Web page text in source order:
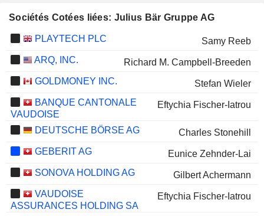
Sociétés Cotées liées: Julius Bär Gruppe AG
PLAYTECH PLC
Samy Reeb
ARQ, INC.
Richard M. Campbell-Breeden
GOLDMONEY INC.
Stefan Wieler
BANQUE CANTONALE
VAUDOISE
Eftychia Fischer-Iatrou
DEUTSCHE BÖRSE AG
Charles Stonehill
GEBERIT AG
Eunice Zehnder-Lai
SONOVA HOLDING AG
Gilbert Achermann
VAUDOISE
ASSURANCES HOLDING SA
Eftychia Fischer-Iatrou